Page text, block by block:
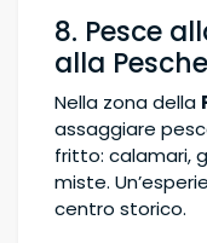
8. Pesce
alla
Nella zona della
assaggiare
fritto: calamari,
miste.
centro storico.